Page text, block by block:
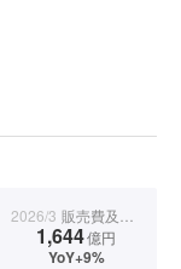
2026/3 販売費及び一般管理費
1,644億円
YoY+9%